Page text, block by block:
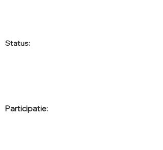
Status:
Participatie: